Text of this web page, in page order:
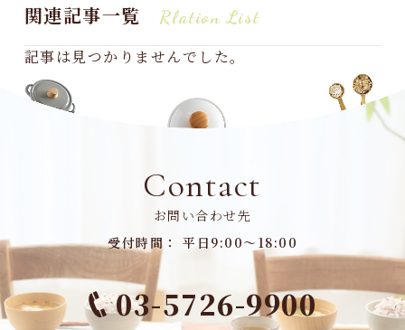
関連記事一覧 Rlation List
記事は見つかりませんでした。
Contact
お問い合わせ先
受付時間： 平日9:00～18:00
03-5726-9900